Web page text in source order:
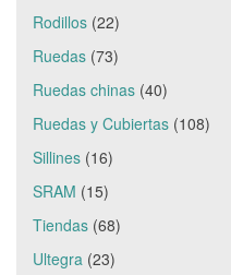
Rodillos (22)
Ruedas (73)
Ruedas chinas (40)
Ruedas y Cubiertas (108)
Sillines (16)
SRAM (15)
Tiendas (68)
Ultegra (23)